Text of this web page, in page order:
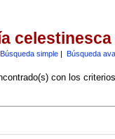
celestinesca
Búsqueda simple| Búsqueda
con los